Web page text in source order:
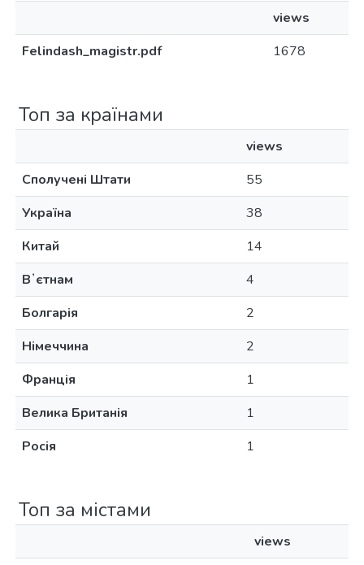
views
Felindash_magistr.pdf
1678
Топ за країнами
views
Сполучені Штати
55
Україна
38
Китай
14
Вʼєтнам
4
Болгарія
2
Німеччина
2
Франція
1
Велика Британія
1
Росія
1
Топ за містами
views